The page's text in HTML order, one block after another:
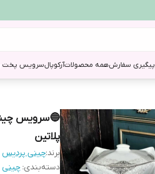
پیگیری سفارشهمه محصولاتآرکوپالسرویس پخت
پلاتین
برند:چینی پردیس
دسته‌بندی: چینی